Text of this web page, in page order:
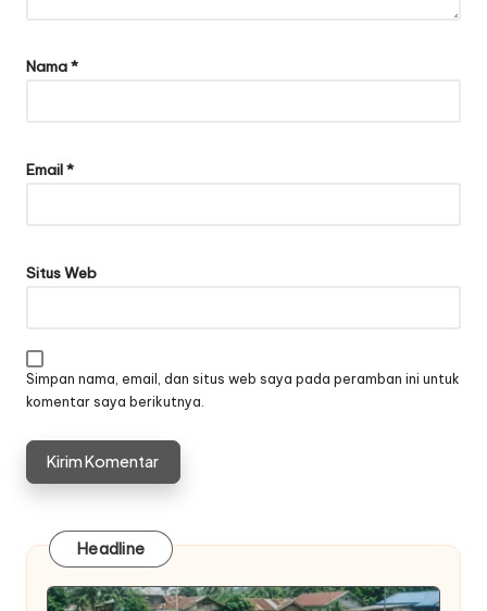
Nama*
Email*
Situs Web
Simpan nama, email, dan situs web saya pada peramban ini untuk
komentar saya berikutnya.
Headline